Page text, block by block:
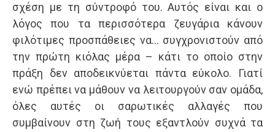
σχέση με τη σύντροφό του. Αυτός είναι και ο
λόγος που τα περισσότερα ζευγάρια κάνουν
φιλότιμες προσπάθειες να… συγχρονιστούν από
την πρώτη κιόλας μέρα – κάτι το οποίο στην
πράξη δεν αποδεικνύεται πάντα εύκολο. Γιατί
ενώ πρέπει να μάθουν να λειτουργούν σαν ομάδα,
όλες αυτές οι σαρωτικές αλλαγές που
συμβαίνουν στη ζωή τους εξαντλούν συχνά τα